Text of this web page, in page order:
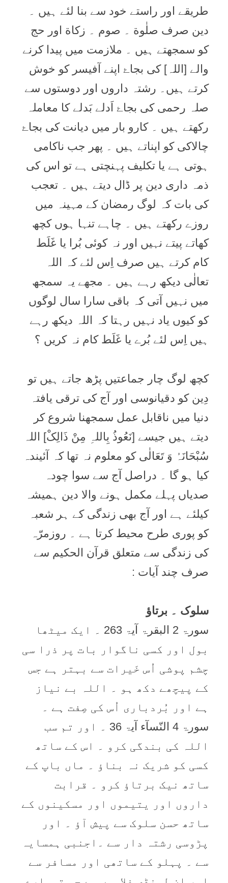
طریقے اور راستے خود سے بنا لئے ہیں ۔
دین صرف صلٰوة ۔ صوم ۔ زکاة اور حج
کو سمجھتے ہیں ۔ ملازمت میں پیدا کرنے
والے [اللہ] کی بجاۓ اپنے آفیسر کو خوش
کرتے ہیں۔ رشتہ داروں اور دوستوں سے
صلہ رحمی کی بجاۓ اَدلے بَدلے کا معاملہ
رکھتے ہيں ۔ کارو بار میں دیانت کی بجاۓ
چالاکی کو اپناتے ہیں ۔ پھر جب ناکامی
ہوتی ہے یا تکلیف پہنچتی ہے تو اس کی
ذمہ داری دین پر ڈال دیتے ہیں ۔ تعجب
کی بات کہ لوگ رمضان کے مہینہ میں
روزے رکھتے ہیں ۔ چاہے تنہا ہوں کچھ
کھاتے پیتے نہیں اور نہ کوئی بُرا یا غَلَط
کام کرتے ہیں صرف اِس لئے کہ اللہ
تعالٰی دیکھ رہے ہیں ۔ مجھے یہ سمجھ
میں نہیں آتی کہ باقی سارا سال لوگوں
کو کیوں یاد نہیں رہتا کہ اللہ دیکھ رہے
ہیں اِس لئے بُرے یا غَلَط کام نہ کریں ؟
کچھ لوگ چار جماعتیں پڑھ جاتے ہیں تو
دِین کو دقیانوسی اور آج کی ترقی یافتہ
دنیا میں ناقابل عمل سمجھنا شروع کر
دیتے ہیں جیسے [نَعُوذُ بِاللہِ مِنْ ذَالِکْ] اللہ
سُبْحَانَہُ وَ تَعَالٰی کو معلوم نہ تھا کہ آئیندہ
کیا ہو گا ۔ دراصل آج سے سوا چودہ
صدیاں پہلے مکمل ہونے والا دین ہمیشہ
کیلئے ہے اور آج بھی زندگی کے ہر شعبہ
کو پوری طرح محیط کرتا ہے ۔ روزمرّہ
کی زندگی سے متعلق قرآن الحکیم سے
صرف چند آیات :
سلوک ۔ برتاؤ
سورۃ 2 البقرۃ آیۃ 263 ۔ ایک میٹھا
بول اور کسی ناگوار بات پر ذرا سی
چشم پوشی اُس خَیرات سے بہتر ہے جس
کے پیچھے دکھ ہو ۔ اللہ بے نیاز
ہے اور بُردباری اُس کی صِفت ہے ۔
سورۃ 4 النّسآء آیۃ 36 ۔ اور تم سب
اللہ کی بندگی کرو ۔ اس کے ساتھ
کسی کو شریک نہ بناؤ ۔ ماں باپ کے
ساتھ نیک برتاؤ کرو ۔ قرابت
داروں اور یتیموں اور مسکینوں کے
ساتھ حسن سلوک سے پیش آؤ ۔ اور
پڑوسی رشتہ دار سے ۔اجنبی ہمسایہ
سے ۔ پہلو کے ساتھی اور مسافر سے